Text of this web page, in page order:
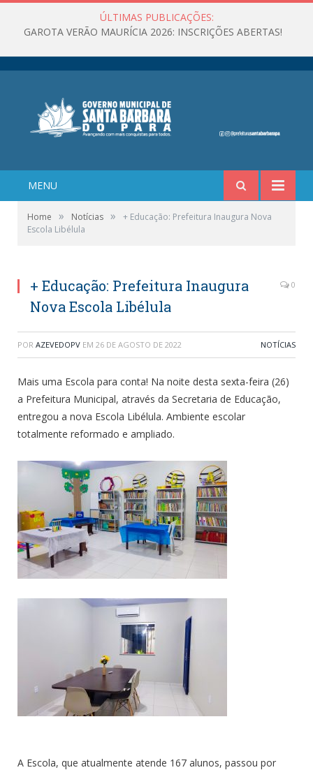
ÚLTIMAS PUBLICAÇÕES:
GAROTA VERÃO MAURÍCIA 2026: INSCRIÇÕES ABERTAS!
MENU
Home » Notícias »
+ Educação: Prefeitura Inaugura Nova
Escola Libélula
+ Educação: Prefeitura Inaugura
Nova Escola Libélula
0
POR AZEVEDOPV EM 26 DE AGOSTO DE 2022 NOTÍCIAS
Mais uma Escola para conta! Na noite desta sexta-feira (26)
a Prefeitura Municipal, através da Secretaria de Educação,
entregou a nova Escola Libélula. Ambiente escolar
totalmente reformado e ampliado.
A Escola, que atualmente atende 167 alunos, passou por